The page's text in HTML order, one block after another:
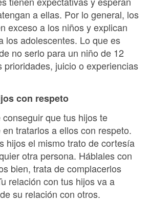
a ellas. Por lo general, los
exceso a los niños y explican
los adolescentes. Lo que es
no serlo para un niño de 12
prioridades, juicio o experiencias
con respeto
que tus hijos te
tratarlos a ellos con respeto.
hijos el mismo trato de cortesía
otra persona. Háblales con
bien, trata de complacerlos
relación con tus hijos va a
su relación con otros.